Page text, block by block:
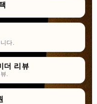
다.
더 리뷰
.